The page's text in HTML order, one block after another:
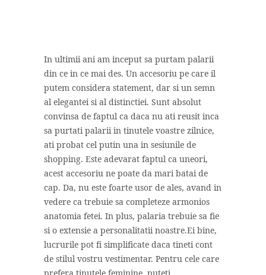
In ultimii ani am inceput sa purtam palarii
din ce in ce mai des. Un accesoriu pe care il
putem considera statement, dar si un semn
al elegantei si al distinctiei. Sunt absolut
convinsa de faptul ca daca nu ati reusit inca
sa purtati palarii in tinutele voastre zilnice,
ati probat cel putin una in sesiunile de
shopping. Este adevarat faptul ca uneori,
acest accesoriu ne poate da mari batai de
cap. Da, nu este foarte usor de ales, avand in
vedere ca trebuie sa completeze armonios
anatomia fetei. In plus, palaria trebuie sa fie
si o extensie a personalitatii noastre.Ei bine,
lucrurile pot fi simplificate daca tineti cont
de stilul vostru vestimentar. Pentru cele care